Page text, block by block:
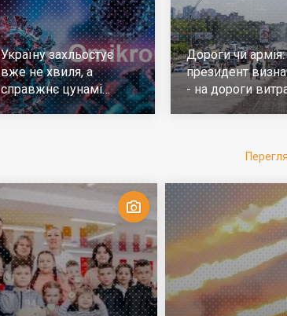
Україну захльостує
вже не хвиля, а
справжнє цунамі
ковіда. Що робити
Дороги чи армія:
президент
- на дороги
у 10 разів